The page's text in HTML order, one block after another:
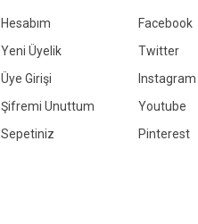
Hesabım
Yeni Üyelik
Üye Girişi
Şifremi Unuttum
Sepetiniz
Facebook
Twitter
Instagram
Youtube
Pinterest